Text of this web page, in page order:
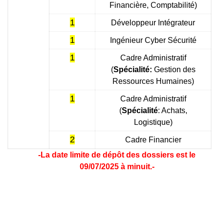
Financière, Comptabilité)
1 Développeur Intégrateur
1 Ingénieur Cyber Sécurité
1
Cadre Administratif
(Spécialité: Gestion des
Ressources Humaines)
1
Cadre Administratif
(Spécialité: Achats,
Logistique)
2
Cadre Financier
-La date limite de dépôt des dossiers est le
09/07/2025 à minuit.-